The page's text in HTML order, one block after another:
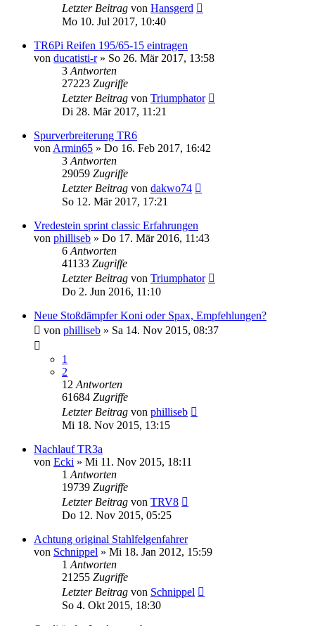
Letzter Beitrag von Hansgerd
Mo 10. Jul 2017, 10:40
TR6Pi Reifen 195/65-15 eintragen
von ducatisti-r» So 26. Mär 2017, 13:58
3 Antworten
27223 Zugriffe
Letzter Beitrag von Triumphator
Di 28. Mär 2017, 11:21
Spurverbreiterung TR6
von Armin65 » Do 16. Feb 2017, 16:42
3 Antworten
29059 Zugriffe
Letzter Beitrag von dakwo74
So 12. Mär 2017, 17:21
Vredestein sprint classic Erfahrungen
von philliseb » Do 17. Mär 2016, 11:43
6 Antworten
41133 Zugriffe
Letzter Beitrag von Triumphator
Do 2. Jun 2016, 11:10
Neue Stoßdämpfer Koni oder Spax, Empfehlungen?
von philliseb » Sa 14. Nov 2015, 08:37
1
2
12 Antworten
61684 Zugriffe
Letzter Beitrag von philliseb
Mi 18. Nov 2015, 13:15
Nachlauf TR3a
von Ecki » Mi 11. Nov 2015, 18:11
1 Antworten
19739 Zugriffe
Letzter Beitrag von TRV8
Do 12. Nov 2015, 05:25
Achtung original Stahlfelgenfahrer
von Schnippel » Mi 18. Jan 2012, 15:59
1 Antworten
21255 Zugriffe
Letzter Beitrag von Schnippel
So 4. Okt 2015, 18:30